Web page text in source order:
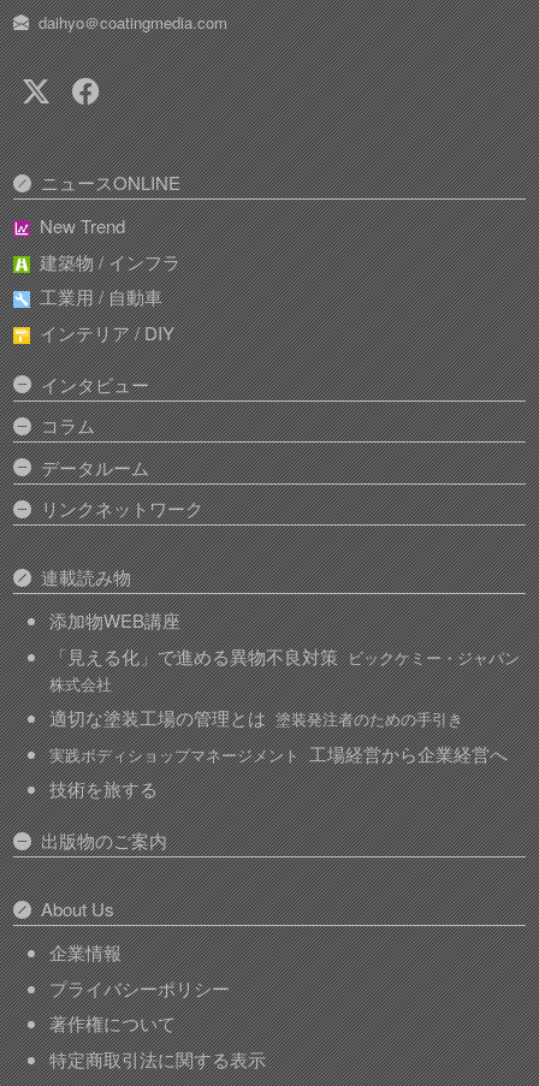
daihyo＠coatingmedia.com
ニュースONLINE
New Trend
建築物 / インフラ
工業用 / 自動車
インテリア / DIY
インタビュー
コラム
データルーム
リンクネットワーク
連載読み物
添加物WEB講座
「見える化」で進める異物不良対策 ビックケミー・ジャパン
株式会社
適切な塗装工場の管理とは 塗装発注者のための手引き
実践ボディショップマネージメント 工場経営から企業経営へ
技術を旅する
出版物のご案内
About Us
企業情報
プライバシーポリシー
著作権について
特定商取引法に関する表示